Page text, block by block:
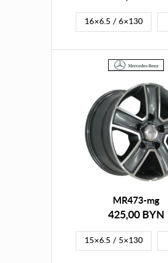
16×6.5 / 6×130
MR473-mg
425,00 BYN
15×6.5 / 5×130